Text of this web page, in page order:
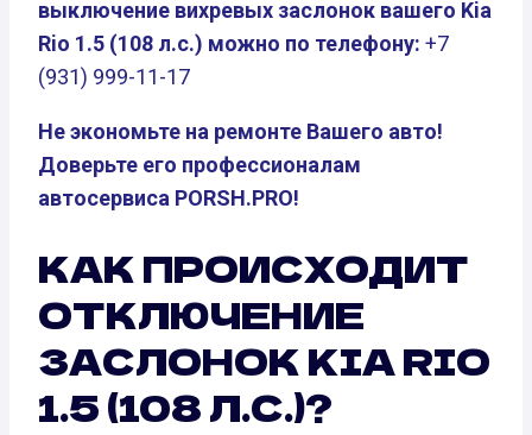
выключение вихревых заслонок вашего Kia
Rio 1.5 (108 л.с.) можно по телефону: +7
(931) 999-11-17
Не экономьте на ремонте Вашего авто!
Доверьте его профессионалам
автосервиса PORSH.PRO!
КАК ПРОИСХОДИТ
ОТКЛЮЧЕНИЕ
ЗАСЛОНОК KIA RIO
1.5 (108 Л.С.)?